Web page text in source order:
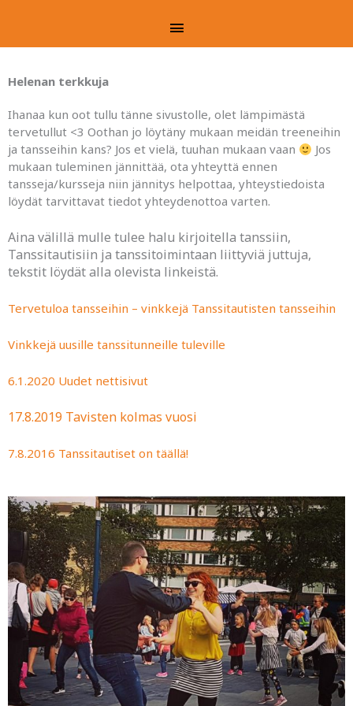
Helenan terkkuja
Ihanaa kun oot tullu tänne sivustolle, olet lämpimästä
tervetullut <3 Oothan jo löytäny mukaan meidän treeneihin
ja tansseihin kans? Jos et vielä, tuuhan mukaan vaan
Jos
mukaan tuleminen jännittää, ota yhteyttä ennen
tansseja/kursseja niin jännitys helpottaa, yhteystiedoista
löydät tarvittavat tiedot yhteydenottoa varten.
Aina välillä mulle tulee halu kirjoitella tanssiin,
Tanssitautisiin ja tanssitoimintaan liittyviä juttuja,
tekstit löydät alla olevista linkeistä.
Tervetuloa tansseihin – vinkkejä Tanssitautisten tansseihin
Vinkkejä uusille tanssitunneille tuleville
6.1.2020 Uudet nettisivut
17.8.2019 Tavisten kolmas vuosi
7.8.2016 Tanssitautiset on täällä!